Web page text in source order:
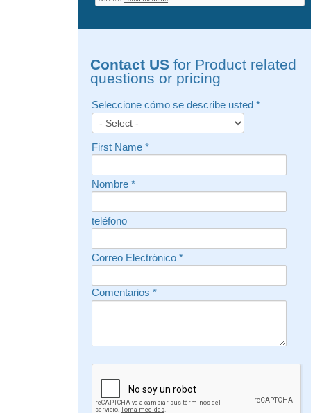
Contact US for Product related
questions or pricing
Seleccione cómo se describe usted *
First Name *
Nombre *
teléfono
Correo Electrónico *
Comentarios *